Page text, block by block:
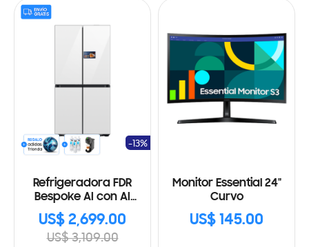
Refrigeradora FDR
Bespoke AI con AI
Home
US$ 2,699.00
US$ 3,109.00
-13%
Monitor Essential 24"
Curvo
US$ 145.00